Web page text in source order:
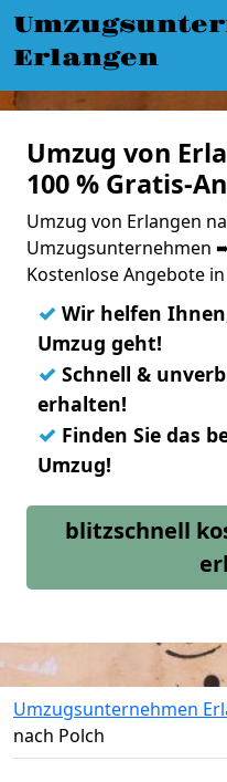
Erlangen
Umzug von
100 % Gratis-
Umzug von Erlangen
Umzugsunternehmen
Kostenlose Angebote
✓ Wir helfen
Umzug geht!
✓ Schnell &
erhalten!
✓ Finden Sie das
Umzug!
blitzschnell
Umzugsunternehmen
nach Polch